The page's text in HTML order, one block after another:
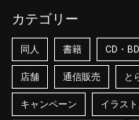
カテゴリー
同人 書籍 CD・
店舗 通信販売 と
キャンペーン イラス